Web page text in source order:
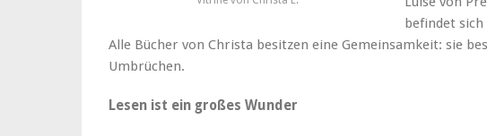
befindet sich
Alle Bücher von Christa besitzen eine Gemeinsamkeit: sie
Umbrüchen.
Lesen ist ein großes Wunder